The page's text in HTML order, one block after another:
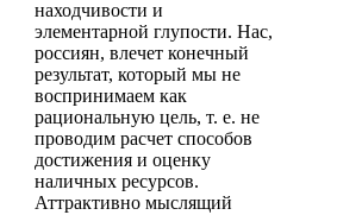
находчивости и
элементарной глупости. Нас,
россиян, влечет конечный
результат, который мы не
воспринимаем как
рациональную цель, т. е. не
проводим расчет способов
достижения и оценку
наличных ресурсов.
Аттрактивно мыслящий